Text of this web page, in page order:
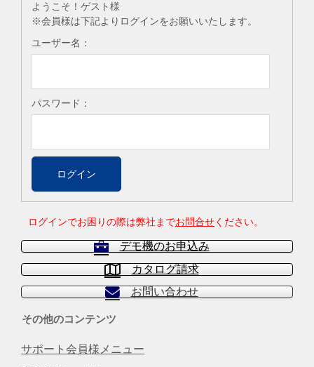
ようこそ！ゲスト様
※会員様は下記よりログインをお願いいたします。
ユーザー名：
パスワード：
ログインでお困りの際は弊社までお問合せください。
デモ機のお申込み
カタログ請求
お問い合わせ
その他のコンテンツ
サポート会員様メニュー